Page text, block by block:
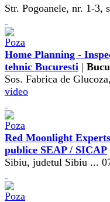
Str. Pogoanele, nr. 1-3,
Home Planning -
tehnic Bucuresti |
Sos. Fabrica de
video
Red Moonlight
publice SEAP / SICAP
Sibiu, judetul Sibiu ...